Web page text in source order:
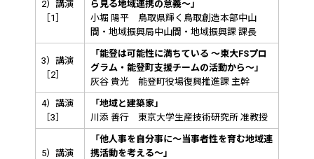
2）講演
［1］
ら見る地域連携の意義～」
小堀 陽平 鳥取県輝く鳥取創造本部中山
間・地域振興局中山間・地域振興課 課長
3）講演
［2］
「能登は可能性に満ちている ～東大FSプロ
グラム・能登町支援チームの活動から～」
灰谷 貴光 能登町役場復興推進課 主幹
4）講演
［3］
「地域と建築家」
川添 善行 東京大学生産技術研究所 准教授
5）講演
「他人事を自分事に～当事者性を育む地域連
携活動を考える～」